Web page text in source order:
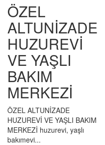
ÖZEL
ALTUNİZADE
HUZUREVİ
VE YAŞLI
BAKIM
MERKEZİ
ÖZEL ALTUNİZADE
HUZUREVİ VE YAŞLI BAKIM
MERKEZİ huzurevi, yaşlı
bakımevi...